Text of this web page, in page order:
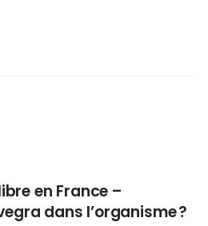
en France –
dans l’organisme ?